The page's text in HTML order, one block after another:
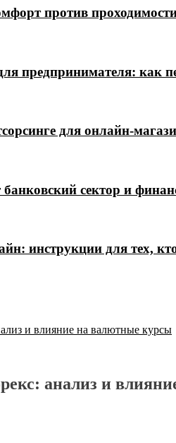
против
предпринимателя: как
для
сектор и
инструкции для тех,
и влияние на валютные курсы
анализ и